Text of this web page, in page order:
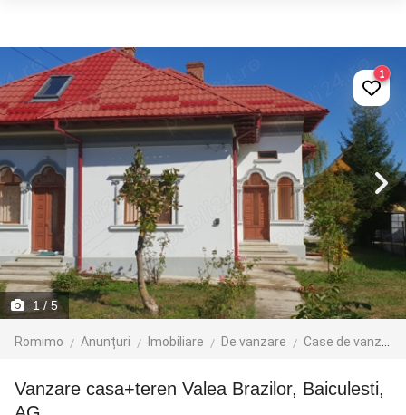
1 / 5
Romimo Anunțuri Imobiliare De vanzare Case de vanzare
1
vanzare casa+teren Valea Brazilor, Baiculesti,